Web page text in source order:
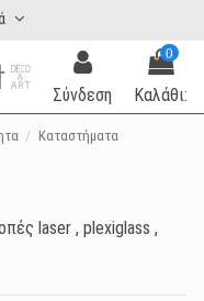
Σύνδεση
0
Καλάθι:
Καταστήματα
laser , plexiglass ,